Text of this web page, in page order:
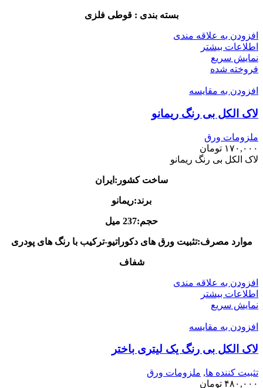
بسته بندی : قوطی فلزی
افزودن به علاقه مندی
اطلاعات بیشتر
نمایش سریع
فروخته شده
افزودن به مقایسه
لاک الکل بی رنگ ریمانو
ملزومات ورق
۱۷۰,۰۰۰ تومان
لاک الکل بی رنگ ریمانو
ساخت کشور:ایران
برند:ریمانو
حجم:237 میل
موارد مصرف:تثبیت ورق های دکوراتیو-ترکیب با رنگ های پودری
شفاف
افزودن به علاقه مندی
اطلاعات بیشتر
نمایش سریع
افزودن به مقایسه
لاک الکل بی رنگ یک لیتری باختر
تثبیت کننده ها, ملزومات ورق
۴۸۰,۰۰۰ تومان